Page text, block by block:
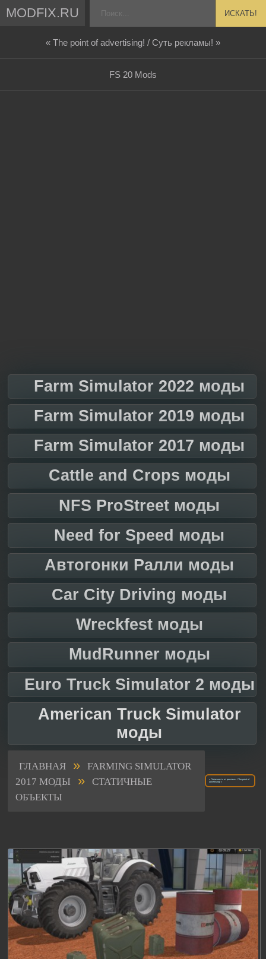
MODFIX.RU ИСКАТЬ!
« The point of advertising! / Суть рекламы! »
FS 20 Mods
Farm Simulator 2022 моды
Farm Simulator 2019 моды
Farm Simulator 2017 моды
Cattle and Crops моды
NFS ProStreet моды
Need for Speed моды
Автогонки Ралли моды
Car City Driving моды
Wreckfest моды
MudRunner моды
Euro Truck Simulator 2 моды
American Truck Simulator
моды
ГЛАВНАЯ »
FARMING SIMULATOR
2017 МОДЫ
»
СТАТИЧНЫЕ
ОБЪЕКТЫ
« Полезность от рекламы / The point of
advertising! »